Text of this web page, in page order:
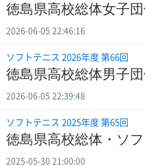
徳島県高校総体女子
2026-06-05 22:46:16
ソフトテニス 2026年度 第66回
徳島県高校総体男子
2026-06-05 22:39:48
ソフトテニス 2025年度 第65回
徳島県高校総体・ソ
2025-05-30 21:00:00